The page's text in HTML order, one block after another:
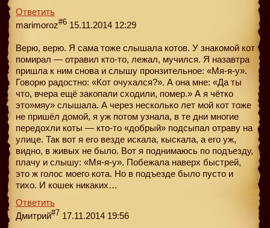
Ответить
marimoroz#6 15.11.2014 12:29
Верю, верю. Я сама тоже слышала котов. У знакомой кот
помирал — отравил кто-то, лежал, мучился. Я назавтра
пришла к ним снова и слышу пронзительное: «Мя-я-у».
Говорю радостно: «Кот очухался?». А она мне: «Да ты
что, вчера ещё закопали сходили, помер.» А я чётко
это»мяу» слышала. А через несколько лет мой кот тоже
не пришёл домой, я уж потом узнала, в те дни многие
передохли коты — кто-то «добрый» подсыпал отраву на
улице. Так вот я его везде искала, кыскала, а его уж,
видно, в живых не было. Вот я поднимаюсь по подъезду,
плачу и слышу: «Мя-я-у». Побежала наверх быстрей,
это ж голос моего кота. Но в подъезде было пусто и
тихо. И кошек никаких…
Ответить
Дмитрий#7 17.11.2014 19:56